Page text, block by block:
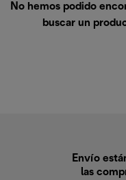
No hemos podido
buscar un
Envío
las